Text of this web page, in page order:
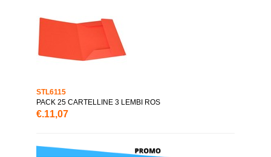
STL6115
PACK 25 CARTELLINE 3 LEMBI ROS
€.11,07